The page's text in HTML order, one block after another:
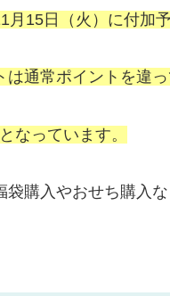
月15日（火）に付加
通常ポイントを違
なっています。
購入やおせち購入な